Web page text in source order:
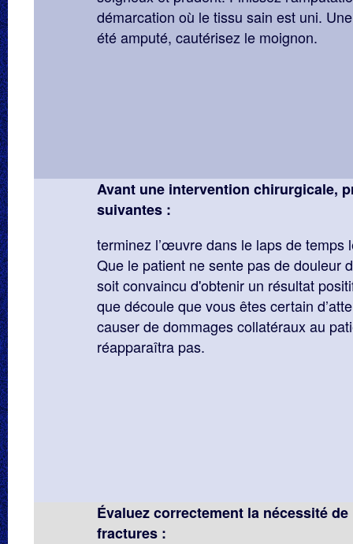
démarcation où le tissu sain est uni.
été amputé, cautérisez le moignon.
Avant une intervention chirurgicale,
suivantes :
terminez l’œuvre dans le laps de temps
Que le patient ne sente pas de douleur
soit convaincu d'obtenir un résultat
que découle que vous êtes certain
causer de dommages collatéraux au
réapparaîtra pas.
Évaluez correctement la nécessité
fractures :